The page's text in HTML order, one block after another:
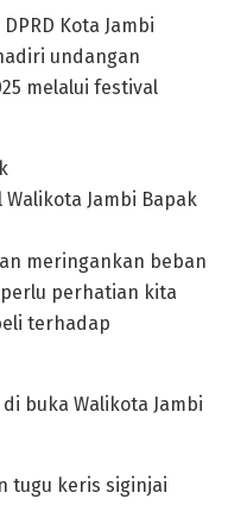
Kota Jambi
undangan
melalui festival
Walikota Jambi Bapak
meringankan beban
perhatian kita
terhadap
buka Walikota Jambi
tugu keris siginjai